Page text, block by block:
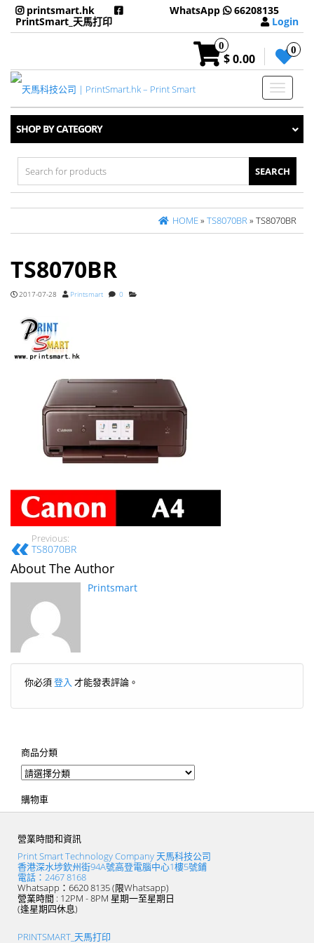
printsmart.hk
PrintSmart_天馬打印
WhatsApp
66208135
Login
0
$ 0.00
0
Toggle
SHOP BY CATEGORY
Search
for:
HOME» TS8070BR » TS8070BR
TS8070BR
2017-07-28 Printsmart 0
Previous:
TS8070BR
About The Author
Printsmart
你必須登入 才能發表評論。
商品分類
購物車
營業時間和資訊
Print Smart Technology Company 天馬科技公司
香港深水埗欽州街94A號高登電腦中心1樓5號鋪
電話：2467 8168
Whatsapp：6620 8135 (限Whatsapp)
營業時間 : 12PM - 8PM 星期一至星期日
(逢星期四休息)
PRINTSMART_天馬打印